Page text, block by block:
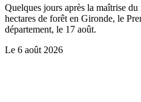
Quelques jours après la maîtrise
hectares de forêt en Gironde, le
département, le 17 août.
Le 6 août 2026